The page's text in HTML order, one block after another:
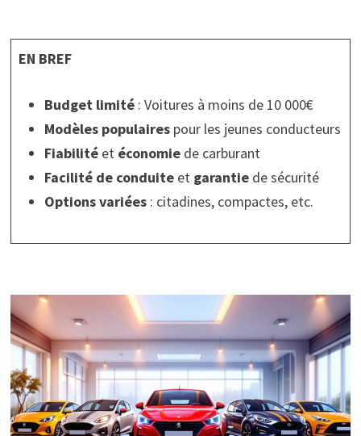
EN BREF
Budget limité: Voitures à moins de 10 000€
Modèles populairespour les jeunes conducteurs
Fiabilitéet économiede carburant
Facilité de conduiteet garantiede sécurité
Options variées: citadines, compactes, etc.